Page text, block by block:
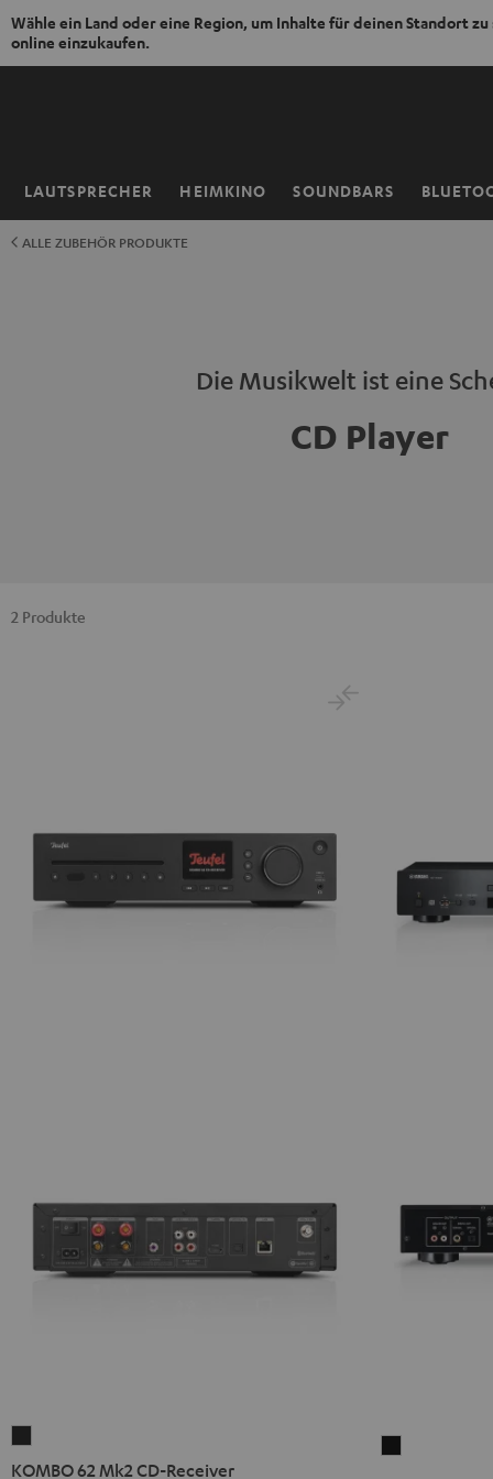
Wähle ein Land oder eine Region, um Inhalte für deinen Standort zu
online einzukaufen.
ZUM
LAUTSPRECHER HEIMKINO SOUNDBARS
Startseite
ALLE ZUBEHÖR PRODUKTE
Die Musikwelt ist eine
CD Player
2 Produkte
62
KOMBO 62 Mk2 CD-Receiver